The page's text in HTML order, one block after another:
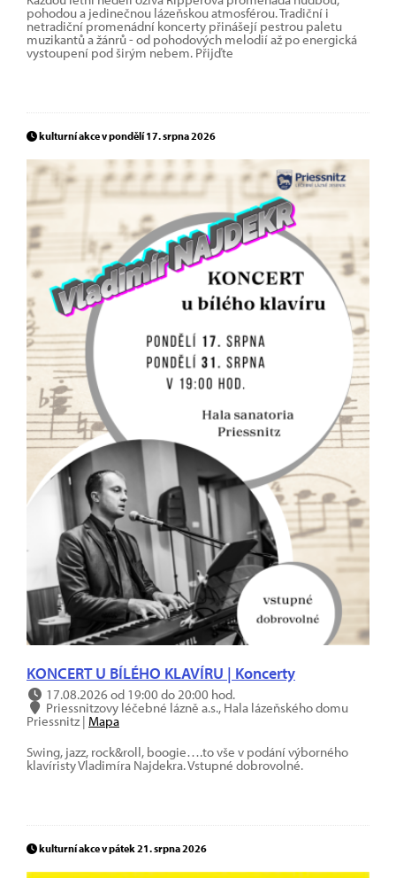
pohodou a jedinečnou lázeňskou atmosférou. Tradiční i
netradiční promenádní koncerty přinášejí pestrou paletu
muzikantů a žánrů - od pohodových melodií až po energická
vystoupení pod širým nebem. Přijďte
kulturní akce v pondělí 17. srpna 2026
KONCERT U BÍLÉHO KLAVÍRU | Koncerty
17.08.2026 od 19:00 do 20:00 hod.
Priessnitzovy léčebné lázně a.s., Hala lázeňského domu
Priessnitz | Mapa
Swing, jazz, rock&roll, boogie….to vše v podání výborného
klavíristy Vladimíra Najdekra. Vstupné dobrovolné.
kulturní akce v pátek 21. srpna 2026